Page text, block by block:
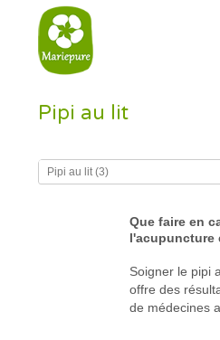
Pipi au lit
Que faire en
l'acupuncture
Soigner le pipi
offre des
de médecines